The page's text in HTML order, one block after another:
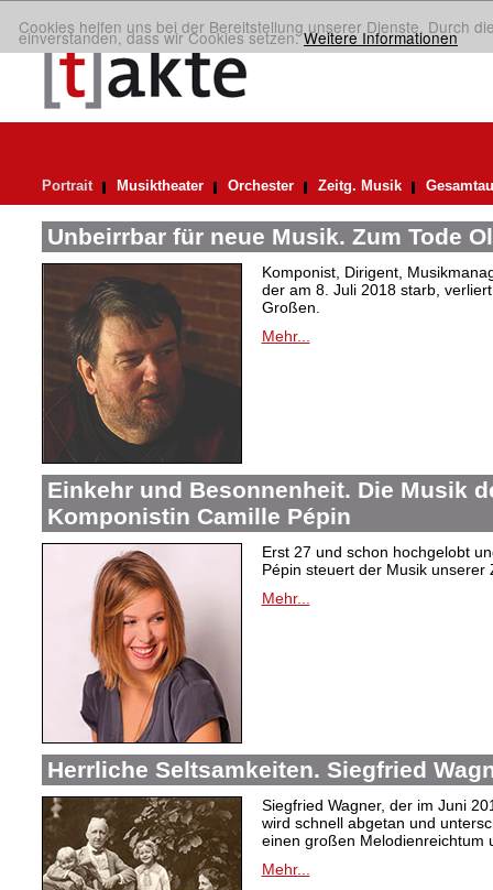
Cookies helfen uns bei der Bereitstellung unserer Dienste. Durch
einverstanden, dass wir Cookies setzen.Weitere Informationen
Portrait Musiktheater Orchester Zeitg. Musik
Unbeirrbar für neue Musik. Zum Tode
Komponist, Dirigent,
der am 8. Juli 2018 starb,
Großen.
Mehr...
Einkehr und Besonnenheit. Die Musik
Komponistin Camille Pépin
Erst 27 und schon hochgelobt
Pépin steuert der Musik unserer
Mehr...
Herrliche Seltsamkeiten. Siegfried
Siegfried Wagner, der im Juni
wird schnell abgetan und
einen großen Melodienreichtum
Mehr...